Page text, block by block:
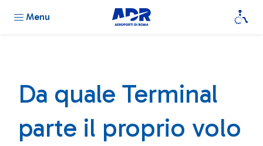
Menu
Da quale Terminal
parte il proprio volo